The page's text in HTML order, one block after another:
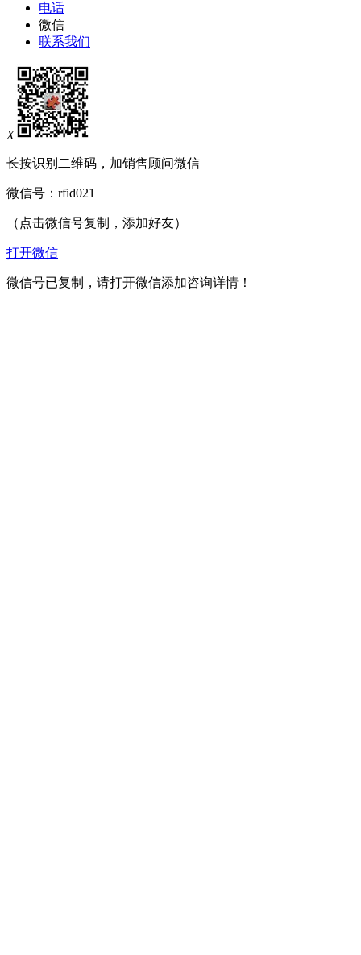
电话
微信
联系我们
X
长按识别二维码，加销售顾问微信
微信号： rfid021
（点击微信号复制，添加好友）
打开微信
微信号已复制，请打开微信添加咨询详情！